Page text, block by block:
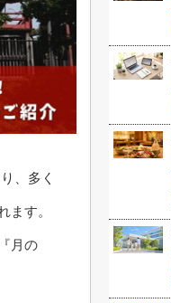
、多く
ます。
月の